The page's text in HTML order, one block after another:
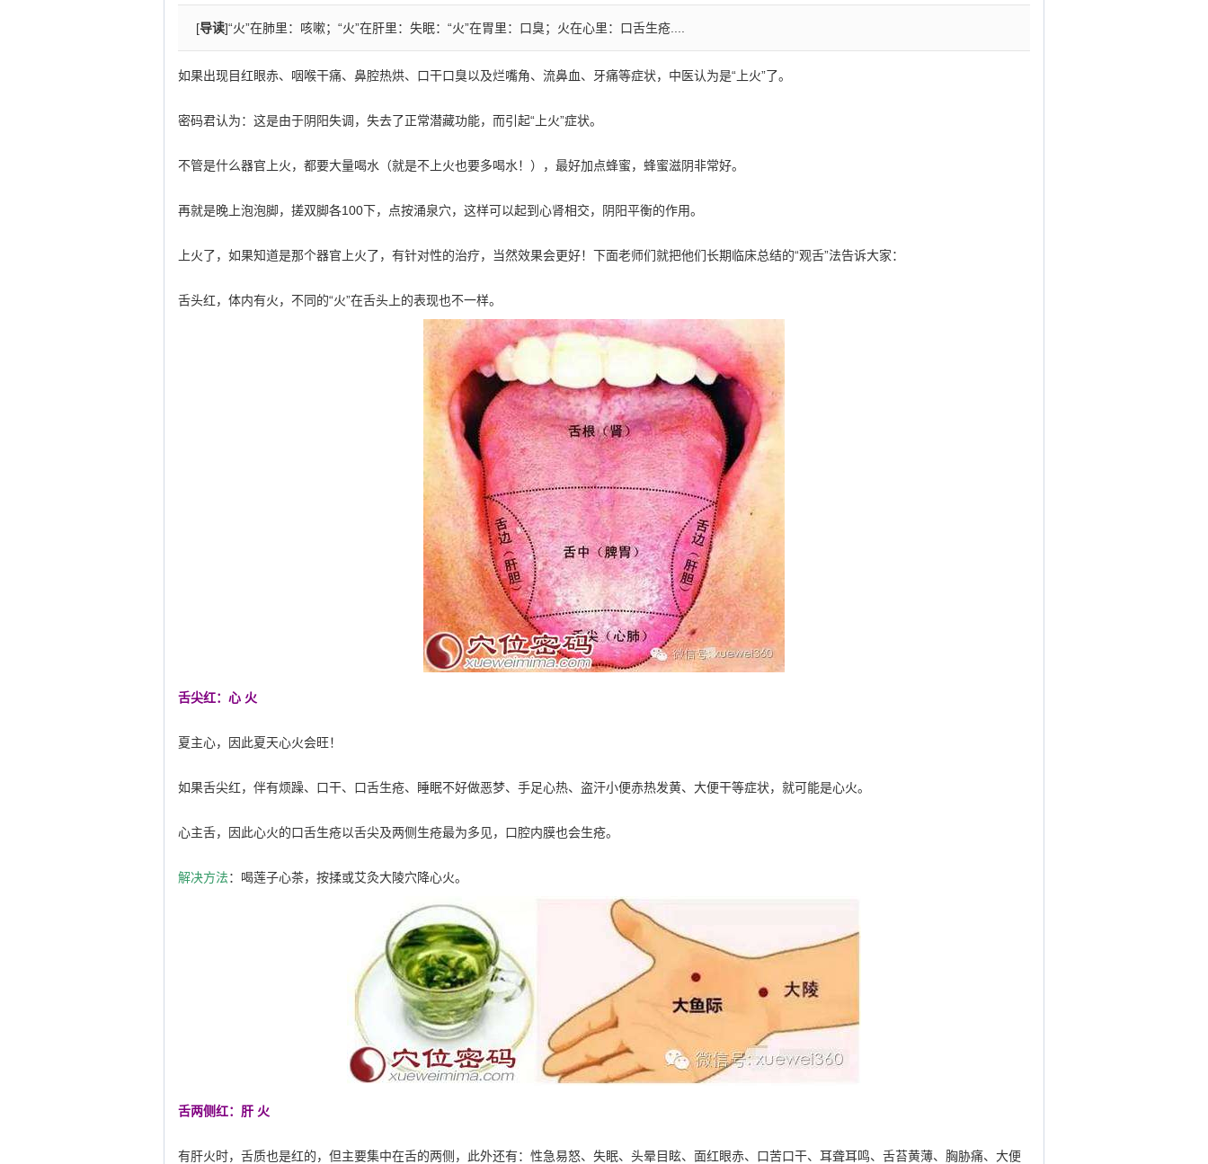
[导读]“火”在肺里：咳嗽；“火”在肝里：失眠：“火”在胃里：口臭；火在心里：口舌生疮....
如果出现目红眼赤、咽喉干痛、鼻腔热烘、口干口臭以及烂嘴角、流鼻血、牙痛等症状，中医认为是“上火”了。
密码君认为：这是由于阴阳失调，失去了正常潜藏功能，而引起“上火”症状。
不管是什么器官上火，都要大量喝水（就是不上火也要多喝水！），最好加点蜂蜜，蜂蜜滋阴非常好。
再就是晚上泡泡脚，搓双脚各100下，点按涌泉穴，这样可以起到心肾相交，阴阳平衡的作用。
上火了，如果知道是那个器官上火了，有针对性的治疗，当然效果会更好！下面老师们就把他们长期临床总结的“观舌”法告诉大家：
舌头红，体内有火，不同的“火”在舌头上的表现也不一样。
舌尖红：心 火
夏主心，因此夏天心火会旺！
如果舌尖红，伴有烦躁、口干、口舌生疮、睡眠不好做恶梦、手足心热、盗汗小便赤热发黄、大便干等症状，就可能是心火。
心主舌，因此心火的口舌生疮以舌尖及两侧生疮最为多见，口腔内膜也会生疮。
解决方法：喝莲子心茶，按揉或艾灸大陵穴降心火。
舌两侧红：肝 火
有肝火时，舌质也是红的，但主要集中在舌的两侧，此外还有：性急易怒、失眠、头晕目眩、面红眼赤、口苦口干、耳聋耳鸣、舌苔黄薄、胸胁痛、大便